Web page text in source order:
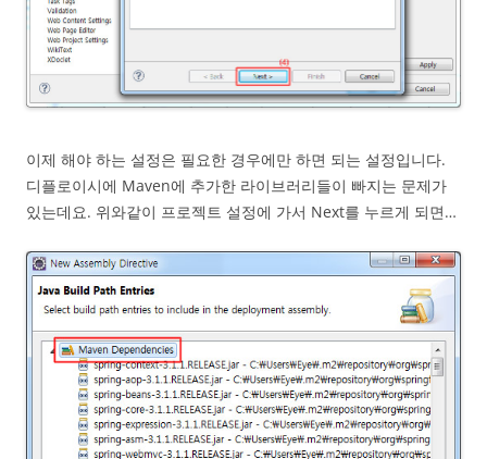
이제 해야 하는 설정은 필요한 경우에만 하면 되는 설정입니다.
디플로이시에 Maven에 추가한 라이브러리들이 빠지는 문제가
있는데요. 위와같이 프로젝트 설정에 가서 Next를 누르게 되면…